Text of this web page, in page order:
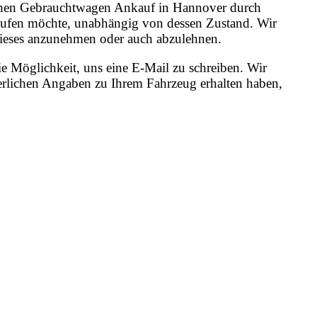
Gebrauchtwagen Ankauf in Hannover durch
möchte, unabhängig von dessen Zustand. Wir
anzunehmen oder auch abzulehnen.
Möglichkeit, uns eine E-Mail zu schreiben. Wir
Angaben zu Ihrem Fahrzeug erhalten haben,